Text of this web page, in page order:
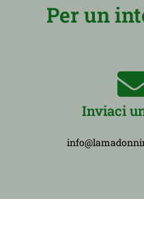
Per un
Inviaci